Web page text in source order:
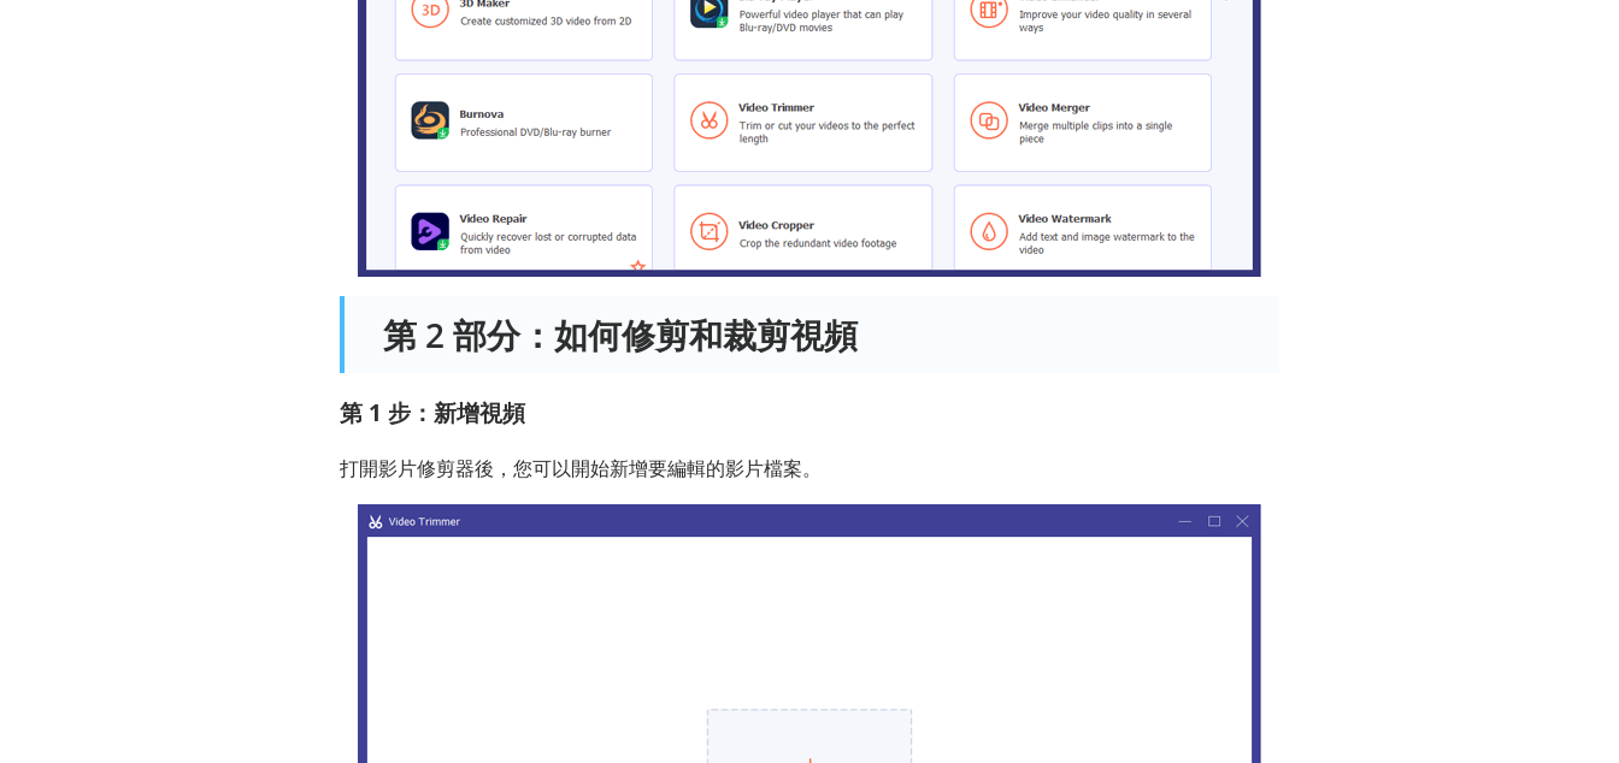
第 2 部分：如何修剪和裁剪視頻
第 1 步：新增視頻
打開影片修剪器後，您可以開始新增要編輯的影片檔案。